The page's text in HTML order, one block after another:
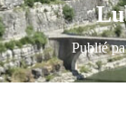
Publié